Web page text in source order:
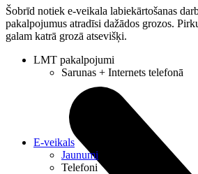
Šobrīd notiek e-veikala labiekārtošanas
pakalpojumus atradīsi dažādos grozos.
galam katrā grozā atsevišķi.
LMT pakalpojumi
Sarunas + Internets telefonā
E-veikals
Jaunumi
Telefoni